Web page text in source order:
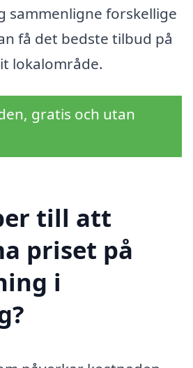
sammenligne forskellige
få det bedste tilbud på
lokalområde.
gratis och utan
till att
priset på
i